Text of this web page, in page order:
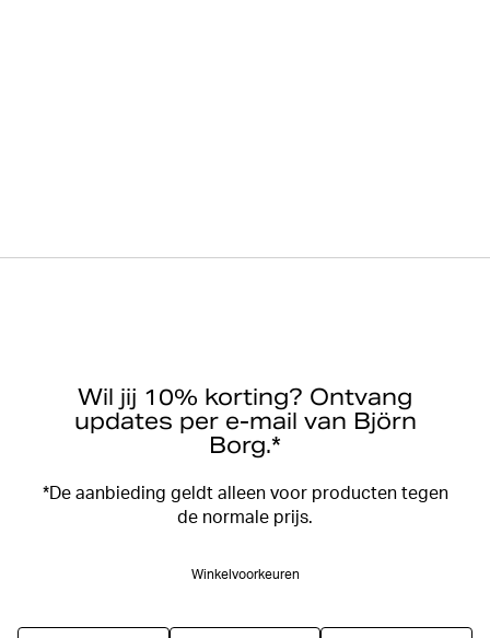
Wil jij 10% korting? Ontvang
updates per e-mail van Björn
Borg.*
*De aanbieding geldt alleen voor producten tegen
de normale prijs.
Winkelvoorkeuren